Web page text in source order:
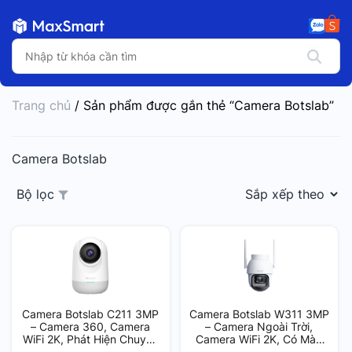
Trang chủ / Sản phẩm được gắn thẻ “Camera Botslab”
Camera Botslab
Bộ lọc
Camera Botslab C211 3MP
– Camera 360, Camera
WiFi 2K, Phát Hiện Chuyển
Camera Botslab W311 3MP
– Camera Ngoài Trời,
Camera WiFi 2K, Có Màu